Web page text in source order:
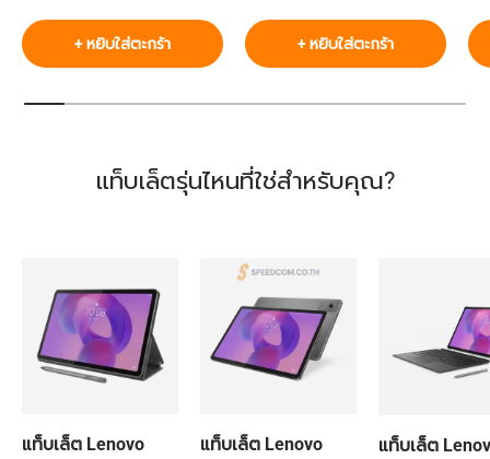
+ หยิบใส่ตะกร้า + หยิบใส่ตะกร้า
แท็บเล็ตรุ่นไหนที่ใช่สำหรับคุณ?
แท็บเล็ต Lenovo
แท็บเล็ต Lenovo
แท็บเล็ต